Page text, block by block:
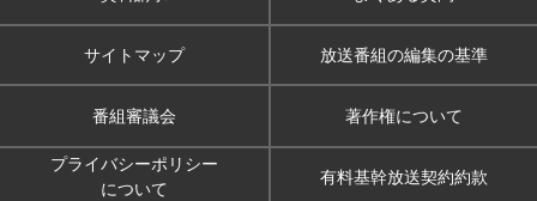
サイトマップ 放送番組の編集の基準
番組審議会 著作権について
プライバシーポリシー
について
有料基幹放送契約約款